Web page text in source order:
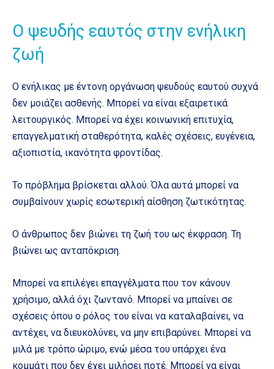
Ο ψευδής εαυτός στην ενήλικη
ζωή
Ο ενήλικας με έντονη οργάνωση ψευδούς εαυτού συχνά
δεν μοιάζει ασθενής. Μπορεί να είναι εξαιρετικά
λειτουργικός. Μπορεί να έχει κοινωνική επιτυχία,
επαγγελματική σταθερότητα, καλές σχέσεις, ευγένεια,
αξιοπιστία, ικανότητα φροντίδας.
Το πρόβλημα βρίσκεται αλλού. Όλα αυτά μπορεί να
συμβαίνουν χωρίς εσωτερική αίσθηση ζωτικότητας.
Ο άνθρωπος δεν βιώνει τη ζωή του ως έκφραση. Τη
βιώνει ως ανταπόκριση.
Μπορεί να επιλέγει επαγγέλματα που τον κάνουν
χρήσιμο, αλλά όχι ζωντανό. Μπορεί να μπαίνει σε
σχέσεις όπου ο ρόλος του είναι να καταλαβαίνει, να
αντέχει, να διευκολύνει, να μην επιβαρύνει. Μπορεί να
μιλά με τρόπο ώριμο, ενώ μέσα του υπάρχει ένα
κομμάτι που δεν έχει μιλήσει ποτέ. Μπορεί να είναι